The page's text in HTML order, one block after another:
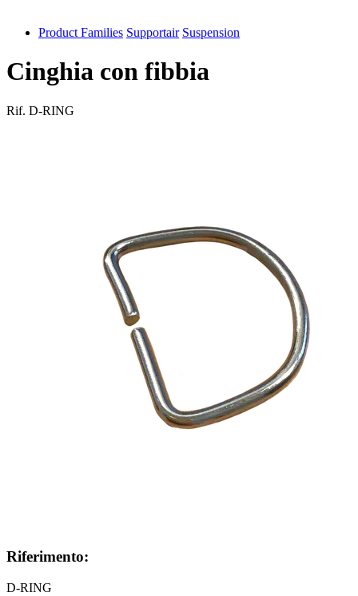
antivib
isolfix
Product Families Supportair Suspension
Cinghia con fibbia
Rif. D-RING
Riferimento:
D-RING